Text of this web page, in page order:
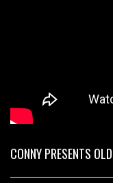
CONNY PRESENTS